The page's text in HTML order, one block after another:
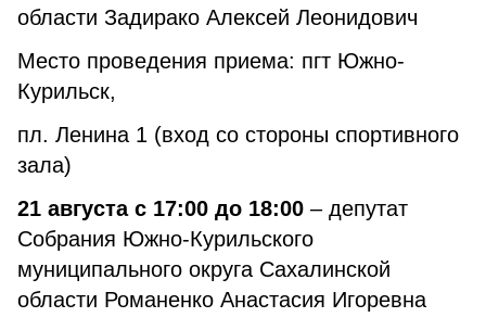
области Задирако Алексей Леонидович
Место проведения приема: пгт Южно-
Курильск,
пл. Ленина 1 (вход со стороны спортивного
зала)
21 августа с 17:00 до 18:00 – депутат
Собрания Южно-Курильского
муниципального округа Сахалинской
области Романенко Анастасия Игоревна